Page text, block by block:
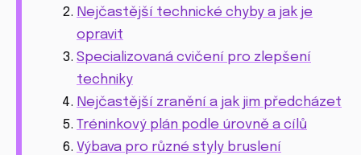
Nejčastější technické chyby a jak je
opravit
Specializovaná cvičení pro zlepšení
techniky
Nejčastější zranění a jak jim předcházet
Tréninkový plán podle úrovně a cílů
Výbava pro různé styly bruslení